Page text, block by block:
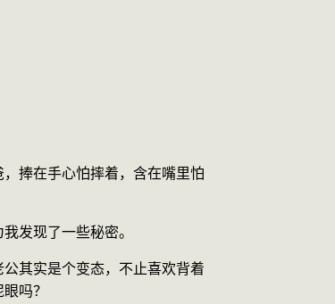
捧在手心怕摔着，含在嘴里怕
发现了一些秘密。
其实是个变态，不止喜欢背着
吗？